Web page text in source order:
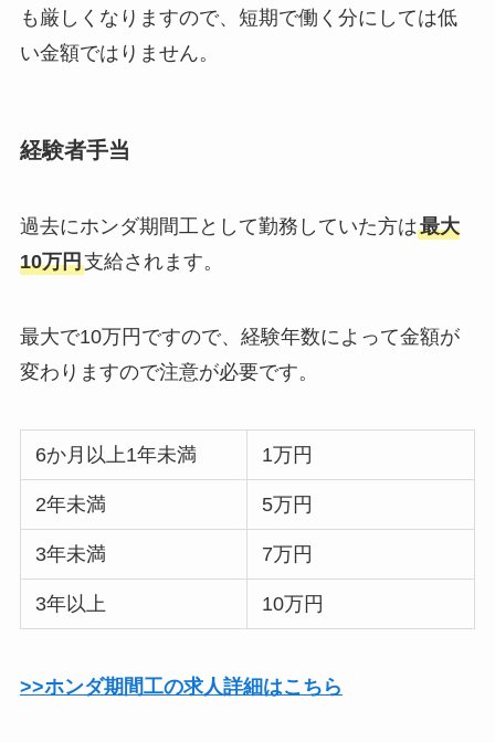
も厳しくなりますので、短期で働く分にしては低
い金額ではりません。
経験者手当
過去にホンダ期間工として勤務していた方は最大
10万円支給されます。
最大で10万円ですので、経験年数によって金額が
変わりますので注意が必要です。
6か月以上1年未満 1万円
2年未満 5万円
3年未満 7万円
3年以上 10万円
>>ホンダ期間工の求人詳細はこちら